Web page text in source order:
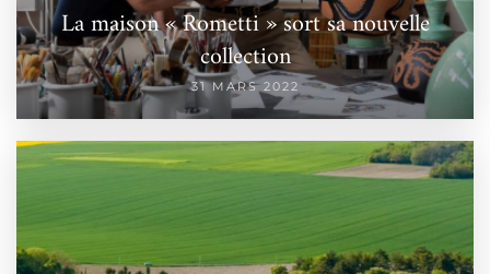
La maison « Rometti » sort sa nouvelle
collection
31 MARS 2022